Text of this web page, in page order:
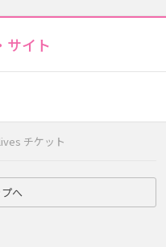
チケット
サイト
へ